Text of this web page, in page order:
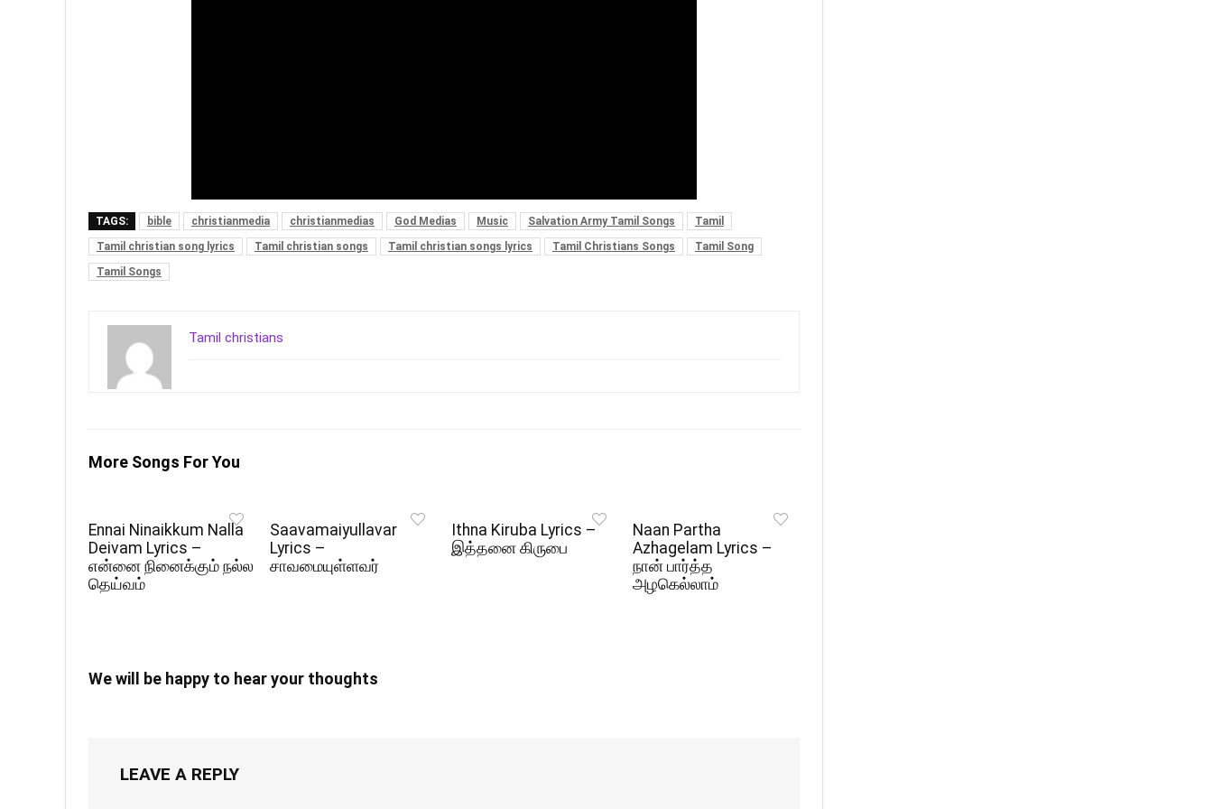
TAGS: bible christianmedia christianmedias God Medias Music Salvation Army Tamil Songs
Tamil
Tamil christian song lyrics
Tamil christian songs Tamil christian songs lyrics Tamil Christians Songs
Tamil Song
Tamil Songs
Tamil christians
More Songs For You
Ennai Ninaikkum Nalla
Deivam Lyrics –
என்னை நினைக்கும் நல்ல
தெய்வம்
Saavamaiyullavar
Lyrics –
சாவமையுள்ளவர்
Ithna Kiruba Lyrics –
இத்தனை கிருபை
Naan Partha
Azhagelam Lyrics –
நான் பார்த்த
அழகெல்லாம்
We will be happy to hear your thoughts
LEAVE A REPLY